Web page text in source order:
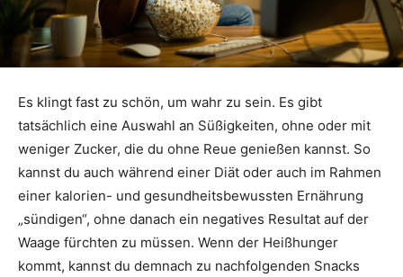
Es klingt fast zu schön, um wahr zu sein. Es gibt
tatsächlich eine Auswahl an Süßigkeiten, ohne oder mit
weniger Zucker, die du ohne Reue genießen kannst. So
kannst du auch während einer Diät oder auch im Rahmen
einer kalorien- und gesundheitsbewussten Ernährung
„sündigen“, ohne danach ein negatives Resultat auf der
Waage fürchten zu müssen. Wenn der Heißhunger
kommt, kannst du demnach zu nachfolgenden Snacks